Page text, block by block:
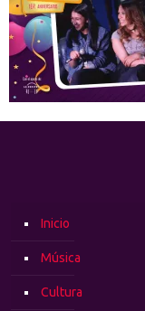
Inicio
Música
Cultura